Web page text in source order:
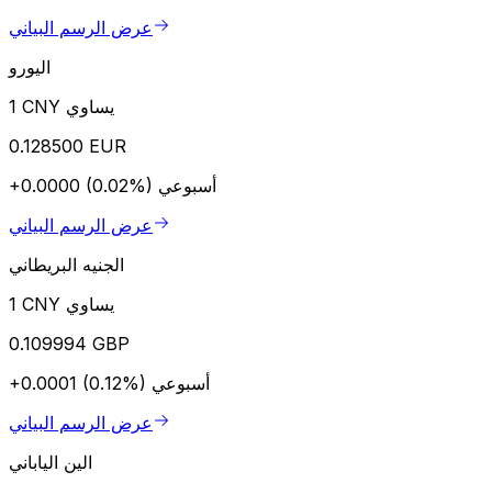
عرض الرسم البياني
اليورو
1 CNY يساوي
0.128500 EUR
+0.0000 (0.02%) أسبوعي
عرض الرسم البياني
الجنيه البريطاني
1 CNY يساوي
0.109994 GBP
+0.0001 (0.12%) أسبوعي
عرض الرسم البياني
الين الياباني